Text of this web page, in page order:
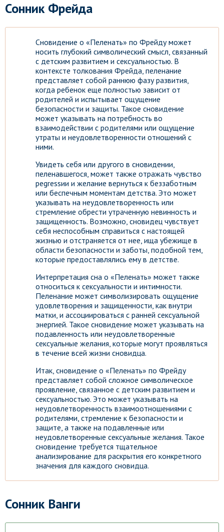
Сонник Фрейда
Сновидение о «Пеленать» по Фрейду может
носить глубокий символический смысл, связанный
с детским развитием и сексуальностью. В
контексте толкования Фрейда, пеленание
представляет собой раннюю фазу развития,
когда ребенок еще полностью зависит от
родителей и испытывает ощущение
безопасности и защиты. Такое сновидение
может указывать на потребность во
взаимодействии с родителями или ощущение
утраты и неудовлетворенности отношений с
ними.
Увидеть себя или другого в сновидении,
пеленавшегося, может также отражать чувство
реgressии и желание вернуться к беззаботным
или беспечным моментам детства. Это может
указывать на неудовлетворенность или
стремление обрести утраченную невинность и
защищенность. Возможно, сновидец чувствует
себя неспособным справиться с настоящей
жизнью и отстраняется от нее, ища убежище в
области безопасности и заботы, подобной тем,
которые предоставлялись ему в детстве.
Интерпретация сна о «Пеленать» может также
относиться к сексуальности и интимности.
Пеленание может символизировать ощущение
удовлетворения и защищенности, как внутри
матки, и ассоциироваться с ранней сексуальной
энергией. Такое сновидение может указывать на
подавленность или неудовлетворенные
сексуальные желания, которые могут проявляться
в течение всей жизни сновидца.
Итак, сновидение о «Пеленать» по Фрейду
представляет собой сложное символическое
проявление, связанное с детским развитием и
сексуальностью. Это может указывать на
неудовлетворенность взаимоотношениями с
родителями, стремление к безопасности и
защите, а также на подавленные или
неудовлетворенные сексуальные желания. Такое
сновидение требуется тщательное
анализирование для раскрытия его конкретного
значения для каждого сновидца.
Сонник Ванги